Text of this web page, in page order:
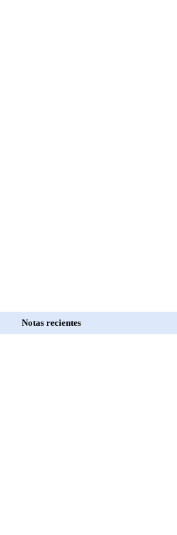
Notas recientes